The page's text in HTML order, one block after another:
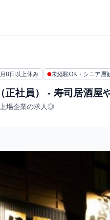
月8日以上休み 未経験OK・シニア層
正社員） - 寿司居酒屋
場企業の求人◎